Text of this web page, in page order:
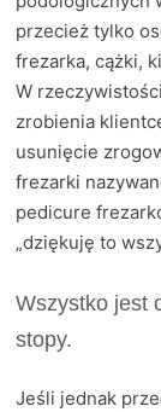
przecież tylko
frezarka, cążki,
W
zrobienia
usunięcie
frezarki
pedicure
„dziękuję to
Wszystko jest
stopy.
Jeśli jednak